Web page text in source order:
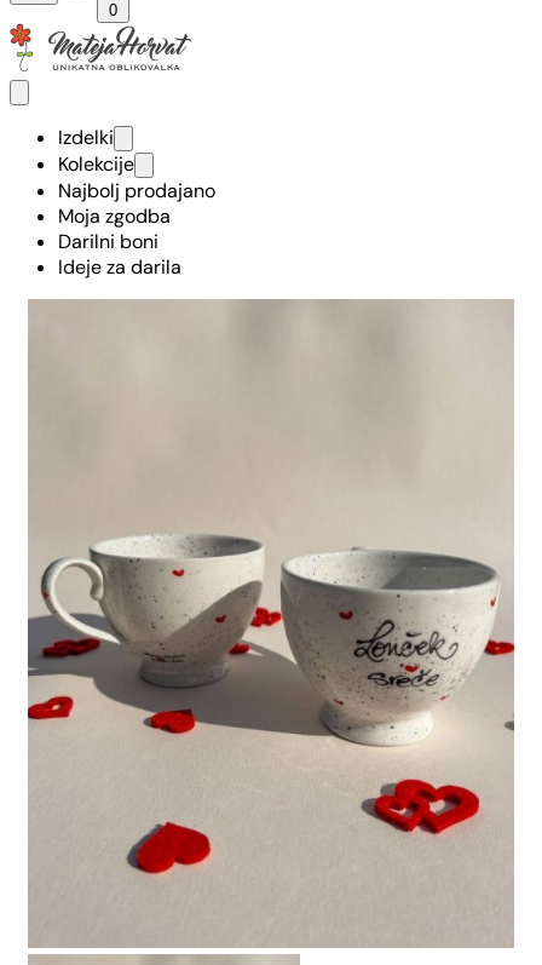
0
Izdelki
Kolekcije
Najbolj prodajano
Moja zgodba
Darilni boni
Ideje za darila